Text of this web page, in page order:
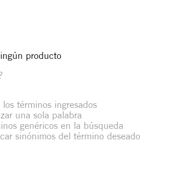
producto
los términos ingresados
una sola palabra
genéricos en la búsqueda
sinónimos del término deseado